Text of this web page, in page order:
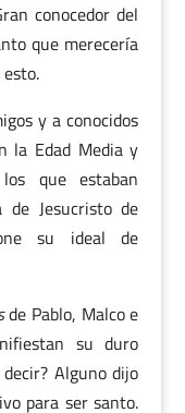
conocedor del
que merecería
y a conocidos
la Edad Media y
que estaban
de Jesucristo de
su ideal de
de Pablo, Malco e
su duro
Alguno dijo
para ser santo.